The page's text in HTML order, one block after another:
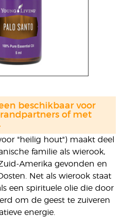
"heilig hout") maakt deel
familie als wierook,
Amerika gevonden en
Net als wierook staat
een spirituele olie die door
om de geest te zuiveren
energie.
beschikbaar voor
of met